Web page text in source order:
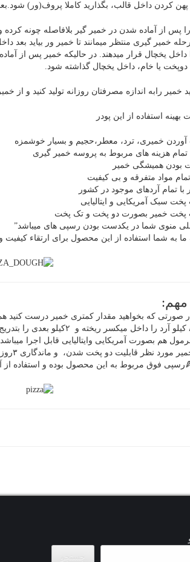
پهن کردن داخل قالب، بگذارید کاملا پروف(ور)
پس از آماده شدن در خمیر گیر بلافاصله چونه کرده و
خمیر گیری منتظر میمانند تا خمیر ور بیاید بعد
داخل یخچال قرار میدهند. در حالیکه خمیر پس از
دوپخت یا خام، داخل یخچال گذاشته شود.
خمیر رابه اندازه مصرفتان روزانه تولید کنید و از
منوی شما در یکدست بودن رسپی های میباشد”
ما به شما استفاده از این محصول برای ارتقاء
مهم:
صورتی که بخواهید مقدار کمتری خمیر درست کنید
مورد نظر بدست آید.
هم بصورت آمریکایی وایتالیایی قابل اجرا
مورد نظر قابلیت دو پخت شدن، و ماندگاری ۳روز، دریخچال ، و یک ماه در فریزر را دارد.
فوق مربوط به این محصول بوده و استفاده از
جستجو